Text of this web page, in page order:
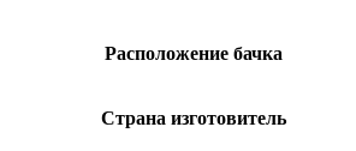
Расположение бачка
Страна изготовитель